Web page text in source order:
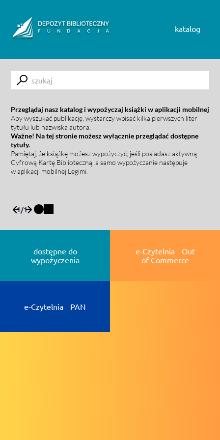
katalog
Submit
Przeglądaj nasz katalog i wypożyczaj książki w aplikacji mobilnej
Aby wyszukać publikację, wystarczy wpisać kilka pierwszych liter
tytułu lub nazwiska autora.
Ważne! Na tej stronie możesz wyłącznie przeglądać dostępne
tytuły.
Pamiętaj, że książkę możesz wypożyczyć, jeśli posiadasz aktywną
Cyfrową Kartę Biblioteczną, a samo wypożyczanie następuje
w aplikacji mobilnej Legimi.
1/1
dostępne do
wypożyczenia
e-Czytelnia Out
of Commerce
e-Czytelnia PAN